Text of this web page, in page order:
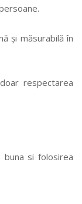
și măsurabilă în
respectarea
si folosirea